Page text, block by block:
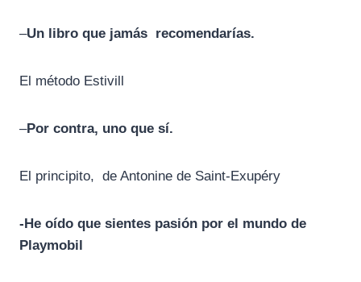
–Un libro que jamás recomendarías.
El método Estivill
–Por contra, uno que sí.
El principito, de Antonine de Saint-Exupéry
-He oído que sientes pasión por el mundo de
Playmobil